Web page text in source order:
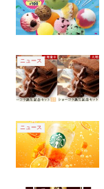
ニュース
ニュース